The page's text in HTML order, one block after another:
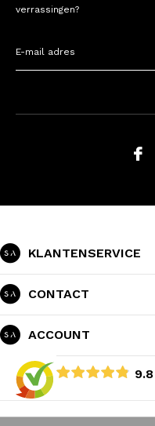
verrassingen?
KLANTENSERVICE
CONTACT
ACCOUNT
9.8